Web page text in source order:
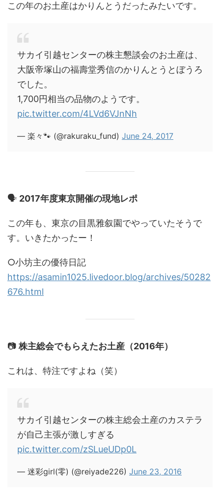
この年のお土産はかりんとうだったみたいです。
サカイ引越センターの株主懇談会のお土産は、
大阪帝塚山の福壽堂秀信のかりんとうとぼうろ
でした。
1,700円相当の品物のようです。
pic.twitter.com/4LVd6VJnNh
— 楽々🐾 (@rakuraku_fund) June 24, 2017
🗣 2017年度東京開催の現地レポ
この年も、東京の目黒雅叙園でやっていたそうで
す。いきたかったー！
○小坊主の優待日記
https://asamin1025.livedoor.blog/archives/50282
676.html
📷株主総会でもらえたお土産（2016年）
これは、特注ですよね（笑）
サカイ引越センターの株主総会土産のカステラ
が自己主張が激しすぎる
pic.twitter.com/zSLueUDp0L
— 迷彩girl(零) (@reiyade226) June 23, 2016